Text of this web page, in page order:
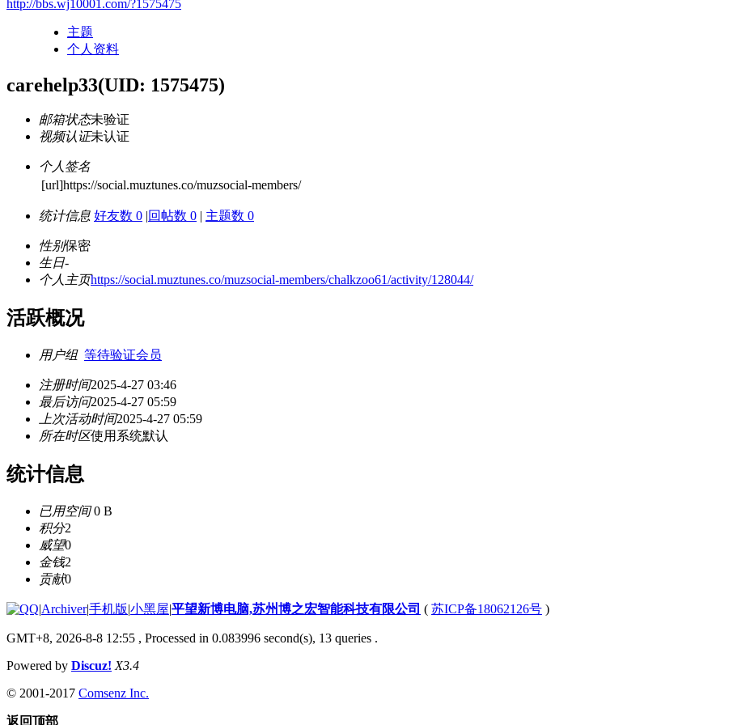
http://bbs.wj10001.com/?1575475
主题
个人资料
carehelp33(UID: 1575475)
邮箱状态未验证
视频认证未认证
个人签名
[url]https://social.muztunes.co/muzsocial-members/
统计信息 好友数 0 |回帖数 0 | 主题数 0
性别保密
生日-
个人主页https://social.muztunes.co/muzsocial-members/chalkzoo61/activity/128044/
活跃概况
用户组 等待验证会员
注册时间2025-4-27 03:46
最后访问2025-4-27 05:59
上次活动时间2025-4-27 05:59
所在时区使用系统默认
统计信息
已用空间0 B
积分2
威望0
金钱2
贡献0
|Archiver|手机版|小黑屋|平望新博电脑,苏州博之宏智能科技有限公司 ( 苏ICP备18062126号 )
GMT+8, 2026-8-8 12:55 , Processed in 0.083996 second(s), 13 queries .
Powered by Discuz! X3.4
© 2001-2017 Comsenz Inc.
返回顶部